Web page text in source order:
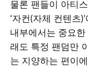
물론 팬들이 아티
‘자컨(자체 컨텐츠
내부에서는 중요
래도 특정 팬덤만
는 지양하는 편이